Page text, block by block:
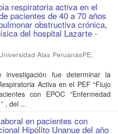
respiratoria activa en el
pacientes de 40 a 70 años
obstructiva crónica,
del hospital Lazarte -
Alas PeruanasPE,
fue determinar la
Activa en el PEF “Flujo
con EPOC “Enfermedad
, del ...
en pacientes con
Hipólito Unanue del año